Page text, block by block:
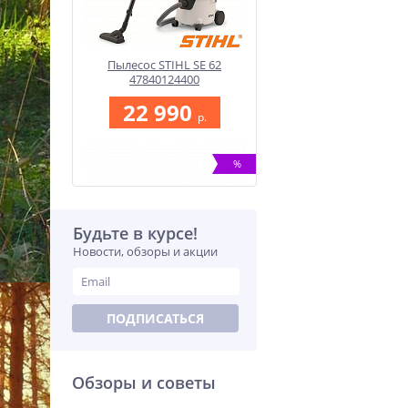
Пылесос STIHL SE 62
47840124400
22 990 p.
%
Воздуходувное устройство
Stihl BGA 45 45130115901
Будьте в курсе!
Новости, обзоры и акции
ПОДПИСАТЬСЯ
Обзоры и советы